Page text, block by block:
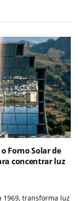
Forno Solar de
concentrar luz
1969, transforma luz